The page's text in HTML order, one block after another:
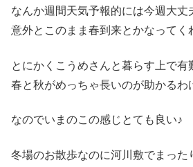
なんか週間天気予報的には今週大丈
意外とこのまま春到来とかなってく
とにかくこうめさんと暮らす上で有
春と秋がめっちゃ長いのが助かるわ
なのでいまのこの感じとても良い♪
冬場のお散歩なのに河川敷でまった